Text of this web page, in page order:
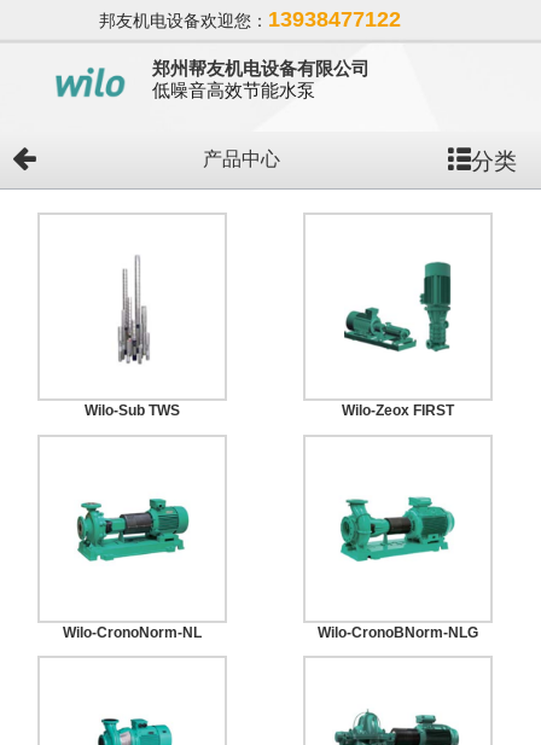
邦友机电设备欢迎您： 13938477122
郑州帮友机电设备有限公司
低噪音高效节能水泵
产品中心 分类
Wilo-Sub TWS Wilo-Zeox FIRST
Wilo-CronoNorm-NL Wilo-CronoBNorm-NLG